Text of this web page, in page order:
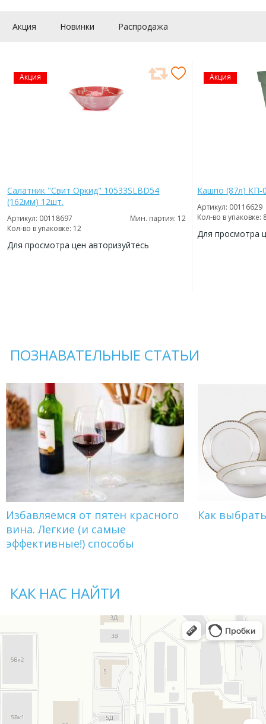
Акция Новинки Распродажа
Акция
Салатник "Свит Оркид" 10533SLBD54
(162мм) 12шт.
Артикул: 00118697
Мин. партия: 12
Кол-во в упаковке: 12
Для просмотра цен авторизуйтесь
Акция
Кашпо (87л) КП-
Артикул: 00116629
Кол-во в упаковке:
Для просмотра
ПОЗНАВАТЕЛЬНЫЕ СТАТЬИ
Избавляемся от пятен красного
вина. Легкие (и самые
эффективные!) способы
Как
КАК НАС НАЙТИ